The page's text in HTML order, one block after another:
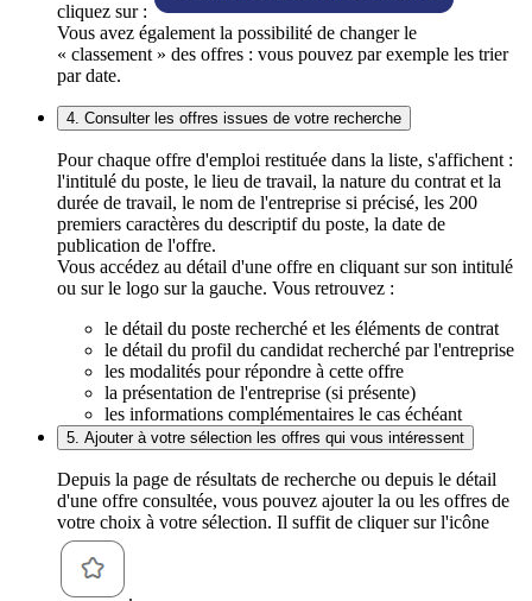
cliquez sur :
Vous avez également la possibilité de changer le
« classement » des offres : vous pouvez par exemple les trier
par date.
4. Consulter les offres issues de votre recherche
Pour chaque offre d'emploi restituée dans la liste, s'affichent :
l'intitulé du poste, le lieu de travail, la nature du contrat et la
durée de travail, le nom de l'entreprise si précisé, les 200
premiers caractères du descriptif du poste, la date de
publication de l'offre.
Vous accédez au détail d'une offre en cliquant sur son intitulé
ou sur le logo sur la gauche. Vous retrouvez :
le détail du poste recherché et les éléments de contrat
le détail du profil du candidat recherché par l'entreprise
les modalités pour répondre à cette offre
la présentation de l'entreprise (si présente)
les informations complémentaires le cas échéant
5. Ajouter à votre sélection les offres qui vous intéressent
Depuis la page de résultats de recherche ou depuis le détail
d'une offre consultée, vous pouvez ajouter la ou les offres de
votre choix à votre sélection. Il suffit de cliquer sur l'icône
.